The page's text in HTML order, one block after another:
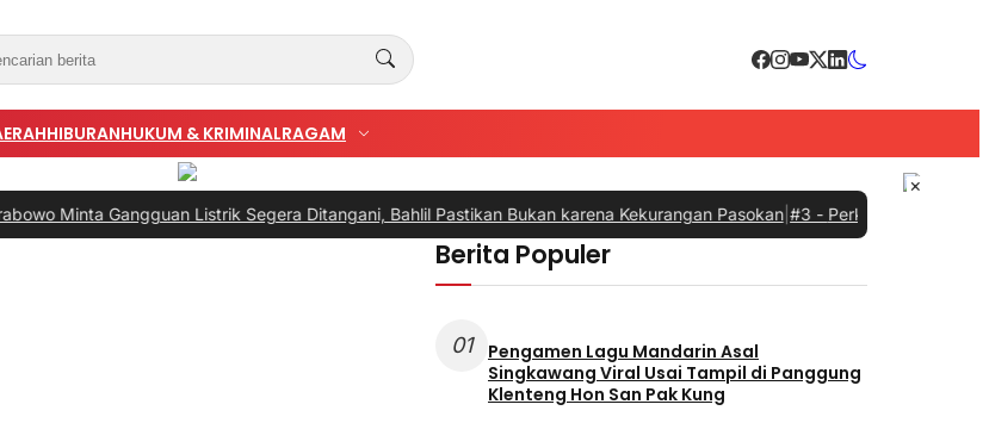
HIBURANHUKUM & KRIMINALRAGAM
Minta Gangguan Listrik Segera Ditangani, Bahlil Pastikan Bukan karena Kekurangan Pasokan|#3 -Perkuat Sinergi dengan
Berita Populer
01
Pengamen Lagu Mandarin Asal
Singkawang Viral Usai Tampil di Panggung
Klenteng Hon San Pak Kung
×